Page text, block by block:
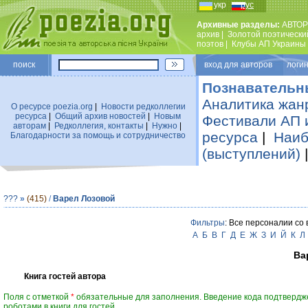
укр рус
Архивные разделы:
архив
Золотой
поэтов
Клубы АП Украины
поиск вход для авторов
О ресурсе poezia.org
Новости редколлегии
ресурса
Общий архив новостей
Новым
авторам| Редколлегия, контакты Нужно|
Благодарности за помощь и сотрудничество
Аналитика
Фестивали АП
ресурса |
(выступлений)
??? » (415) / Варел Лозовой
Фильтры: Все персоналии со
А
Б В Г Д Е Ж З И Й К Л
Книга гостей автора
Поля с отметкой * обязательные для заполнения. Введение кода